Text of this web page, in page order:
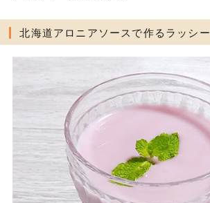
北海道アロニアソースで作るラッシー